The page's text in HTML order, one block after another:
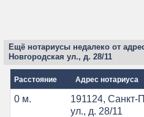
Ещё нотариусы недалеко от
Новгородская ул., д. 28/11
Расстояние Адрес нотариуса
0 м.
191124, Санкт-
ул., д. 28/11